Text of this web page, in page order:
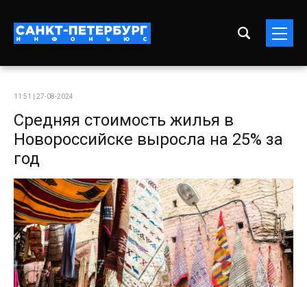
11:51 | 27-08-2024
Средняя стоимость жилья в
Новороссийске выросла на 25% за
год